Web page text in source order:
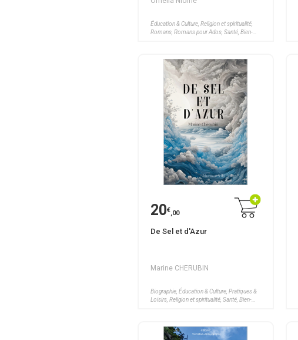
Éducation & Culture, Religion et spiritualité,
Romans, Romans pour Ados, Santé, Bien-
20€,00
De Sel et d'Azur
Marine CHERUBIN
Biographie, Éducation & Culture, Pratiques &
Loisirs, Religion et spiritualité, Santé, Bien-